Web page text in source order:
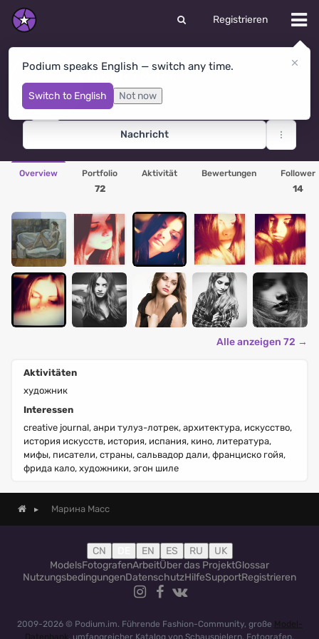
Registrieren
Podium speaks English — switch any time.
Switch to English Not now
Марина Масс
Moskau · Russland
Nachricht
Overview Portfolio
72
Aktivität Bewertungen Follower
14
Alle anzeigen 72 →
Aktivitäten
художник
Interessen
creative journal, анри тулуз-лотрек, архитектура, искусство,
история искусств, история, испания, кино, литература,
мифы, писатели, страны, сальвадор дали, франциско гойя,
фрида кало, художники, эгон шиле
Марина Масс
CN EN ES RU
UK
ModelsFotografenArbeitÜber das ProjektGlossar
NutzungsbedingungenDatenschutzHilfeSupportRegistrieren
2009-2026 © Podium.im. Führende Fashion-Community, große Model-